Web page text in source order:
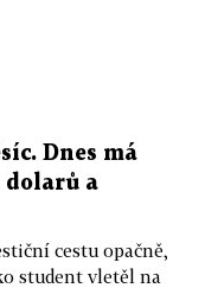
Dnes má
a
cestu opačně,
student vletěl na